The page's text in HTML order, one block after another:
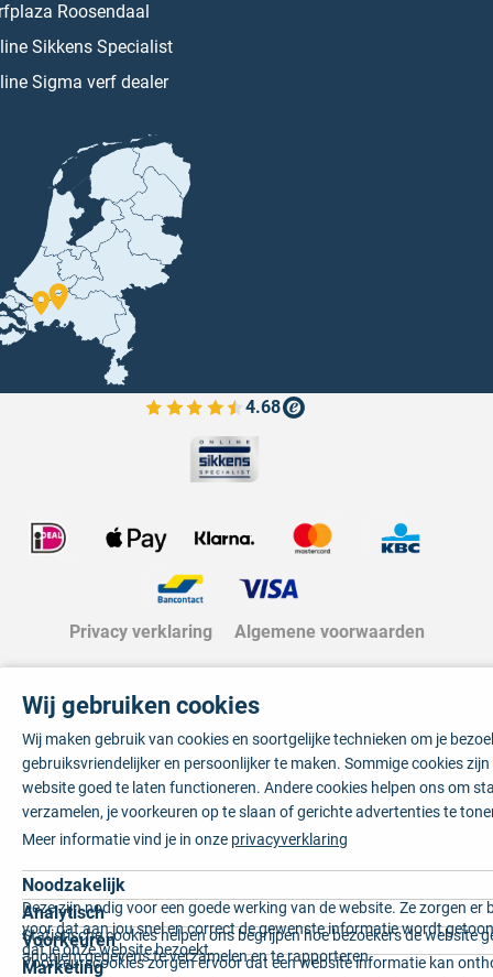
Roosendaal
Sikkens Specialist
Sigma verf dealer
4.68
Bekijk de verfplaza beoordelingen
Privacy verklaring Algemene voorwaarden
Wij gebruiken cookies
Wij maken gebruik van cookies en soortgelijke technieken om je
gebruiksvriendelijker en persoonlijker te maken. Sommige cookies
website goed te laten functioneren. Andere cookies helpen ons om
verzamelen, je voorkeuren op te slaan of gerichte advertenties te
Meer informatie vind je in onze privacyverklaring
Noodzakelijk
Deze zijn nodig voor een goede werking van de website. Ze zorgen er
voor dat aan jou snel en correct de gewenste informatie wordt
dat je onze website bezoekt.
Analytisch
Statistische cookies helpen ons begrijpen hoe bezoekers de website
anoniem gegevens te verzamelen en te rapporteren.
Voorkeuren
Voorkeurscookies zorgen ervoor dat een website informatie kan
Marketing